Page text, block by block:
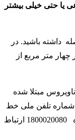
یا حتی خیلی بیشتر
افراد فاصله داشته باشید. در
متر مربع از
مبتلا شده
شماره تلفن ملی خط
1800020080 ارتباط